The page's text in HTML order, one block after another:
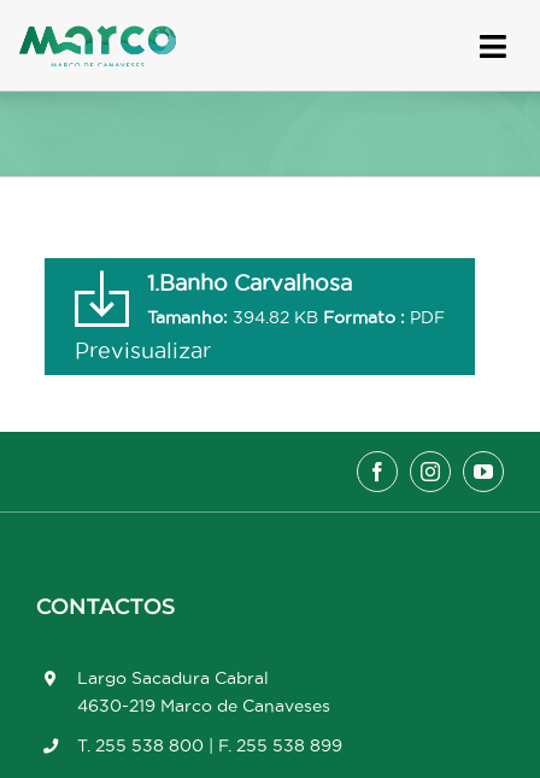
to
1.Banho Carvalhosa
Tamanho: 394.82 KB Formato : PDF
Previsualizar
CONTACTOS
Largo Sacadura Cabral
4630-219 Marco de Canaveses
T. 255 538 800 | F. 255 538 899